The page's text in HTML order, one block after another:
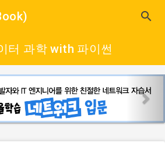
close
search
터 과학 with 파이썬
e